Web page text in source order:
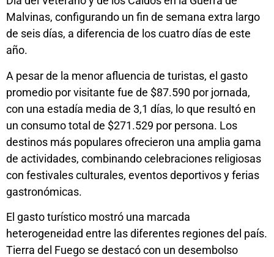
Malvinas, configurando un fin de semana extra largo
de seis días, a diferencia de los cuatro días de este
año.
A pesar de la menor afluencia de turistas, el gasto
promedio por visitante fue de $87.590 por jornada,
con una estadía media de 3,1 días, lo que resultó en
un consumo total de $271.529 por persona. Los
destinos más populares ofrecieron una amplia gama
de actividades, combinando celebraciones religiosas
con festivales culturales, eventos deportivos y ferias
gastronómicas.
El gasto turístico mostró una marcada
heterogeneidad entre las diferentes regiones del país.
Tierra del Fuego se destacó con un desembolso